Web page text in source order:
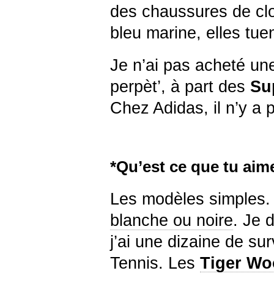
des chaussures de
bleu marine, elles
Je n’ai pas acheté
perpèt’, à part des
Chez Adidas, il n’y a
*Qu’est ce que tu
Les modèles
blanche ou noire. Je
j’ai une dizaine de
Tennis. Les Tiger